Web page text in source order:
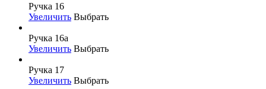
Ручка 16
Увеличить Выбрать
Ручка 16а
Увеличить Выбрать
Ручка 17
Увеличить Выбрать